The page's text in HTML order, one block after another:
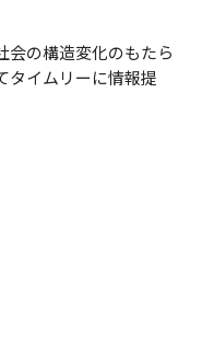
会の構造変化のもたら
タイムリーに情報提